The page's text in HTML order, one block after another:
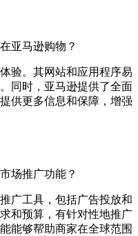
亚马逊购物？
验。其网站和应用程序易
同时，亚马逊提供了全面
供更多信息和保障，增强
场推广功能？
广工具，包括广告投放和
和预算，有针对性地推广
能够帮助商家在全球范围